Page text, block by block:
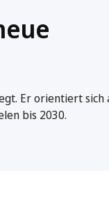
Er orientiert sich
bis 2030.